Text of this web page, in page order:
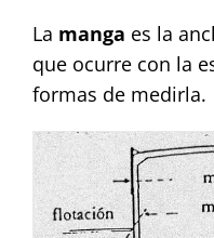
La manga es la
que ocurre con la
formas de medirla.